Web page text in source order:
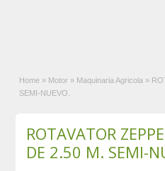
Home » Motor » Maquinaria Agricola »
SEMI-NUEVO.
ROTAVATOR
DE 2.50 M. SEMI-